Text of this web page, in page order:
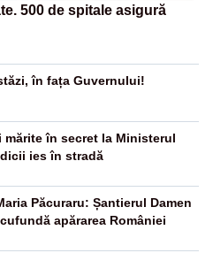
500 de spitale asigură
în fața Guvernului!
mărite în secret la Ministerul
ies în stradă
Păcuraru: Șantierul Damen
apărarea României